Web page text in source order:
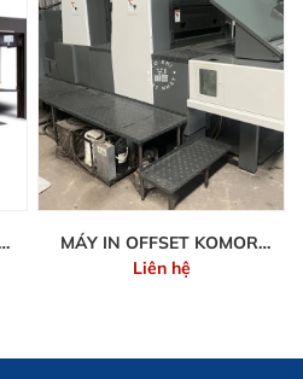
MÁY IN OFFSET KOMORI
GS-226
Liên hệ